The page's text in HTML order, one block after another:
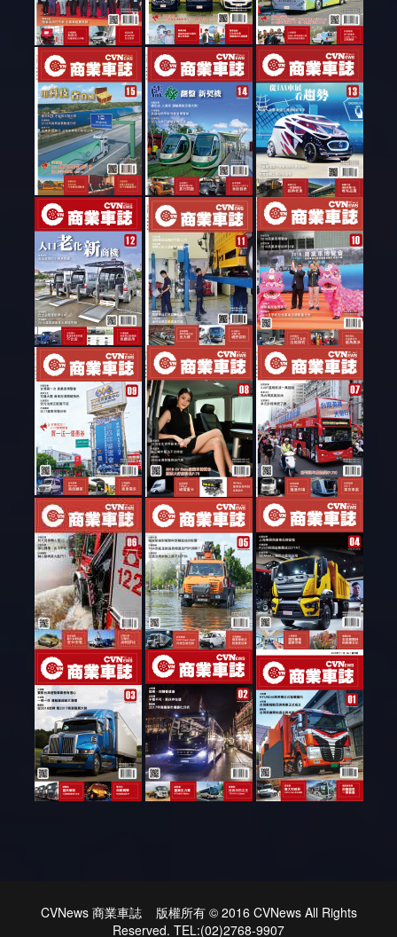
CVNews 商業車誌 版權所有 © 2016 CVNews All Rights
Reserved. TEL:(02)2768-9907